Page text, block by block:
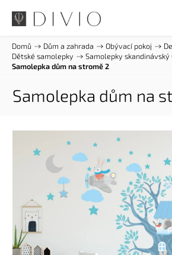
Domů / Dům a zahrada / Obývací pokoj /
Dětské samolepky / Samolepky skandinávský
Samolepka dům na stromě 2
Samolepka dům na